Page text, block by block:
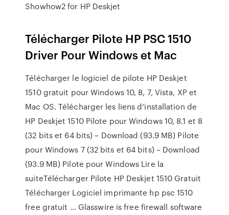
Showhow2 for HP Deskjet
Télécharger Pilote HP PSC 1510
Driver Pour Windows et Mac
Télécharger le logiciel de pilote HP Deskjet
1510 gratuit pour Windows 10, 8, 7, Vista, XP et
Mac OS. Télécharger les liens d’installation de
HP Deskjet 1510 Pilote pour Windows 10, 8.1 et 8
(32 bits et 64 bits) – Download (93.9 MB) Pilote
pour Windows 7 (32 bits et 64 bits) – Download
(93.9 MB) Pilote pour Windows Lire la
suiteTélécharger Pilote HP Deskjet 1510 Gratuit
Télécharger Logiciel imprimante hp psc 1510
free gratuit ... Glasswire is free firewall software